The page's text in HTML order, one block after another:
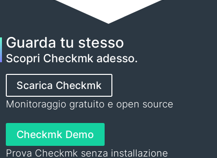
Guarda tu stesso
Scopri Checkmk adesso.
Scarica Checkmk
Monitoraggio gratuito e open source
Checkmk Demo
Prova Checkmk senza installazione